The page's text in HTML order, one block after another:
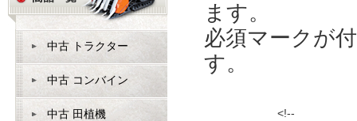
ます。
必須マークが
す。
中古 トラクター
中古 コンバイン
中古 田植機